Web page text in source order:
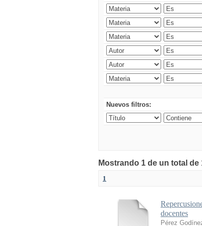
Nuevos filtros:
Mostrando 1 de un total de
1
docentes
Pérez